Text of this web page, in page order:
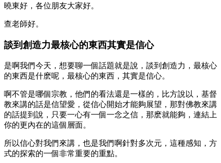
曉東好，各位朋友大家好。
查老師好。
談到創造力最核心的東西其實是信心
是啊我們今天，想要聊一個話題就是說，談到創造力，最核心
的東西是什麽呢，最核心的東西，其實是信心。
啊不管是哪個宗教，他們的看法還是一樣的，比方說以，基督
教來講的話是信望愛，從信心開始才能夠展望，那對佛教來講
的話提到說，只要一心有一個一念之信，那麽就能夠，連結上
你的更內在的這個層面。
所以信心對我們來講，也是我們啊針對多次元，這種感知，方
式的探索的一個非常重要的重點。